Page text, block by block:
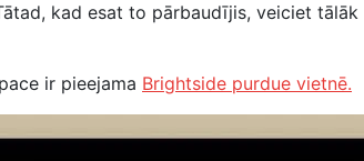
kad esat to pārbaudījis, veiciet
ir pieejama Brightside purdue vietnē.